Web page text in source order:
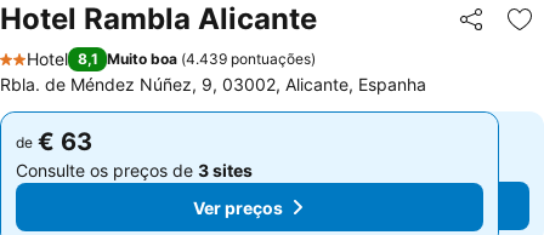
Hotel Rambla Alicante Partilhar
2 Estrelas
Hotel 8,1 Muito boa (4.439 pontuações)
Rbla. de Méndez Núñez, 9, 03002, Alicante, Espanha
de € 63
Consulte os preços de 3 sites
Ver preços
de € 63
Consulte os preços de 3 sites
Ver preços